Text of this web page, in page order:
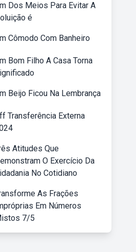
Dos Meios Para Evitar A
é
Cômodo Com Banheiro
Bom Filho A Casa Torna
Beijo Ficou Na Lembrança
Transferência Externa
Atitudes Que
O Exercício Da
No Cotidiano
As Frações
Em Números
7/5